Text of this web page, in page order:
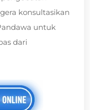
konsultasikan
untuk
dari